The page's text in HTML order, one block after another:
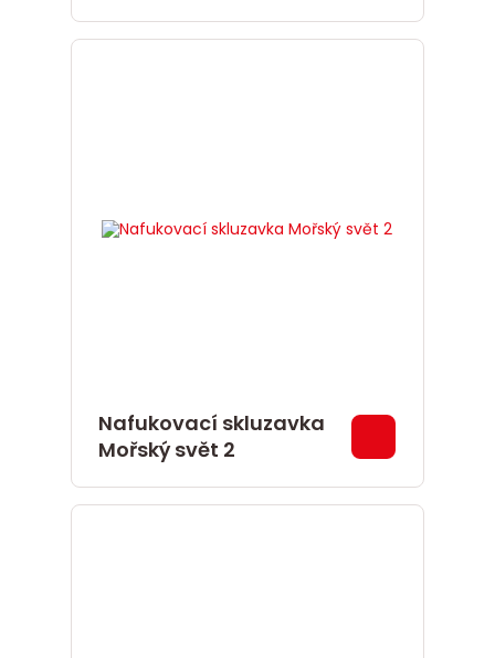
Nafukovací skluzavka
Mořský svět 2